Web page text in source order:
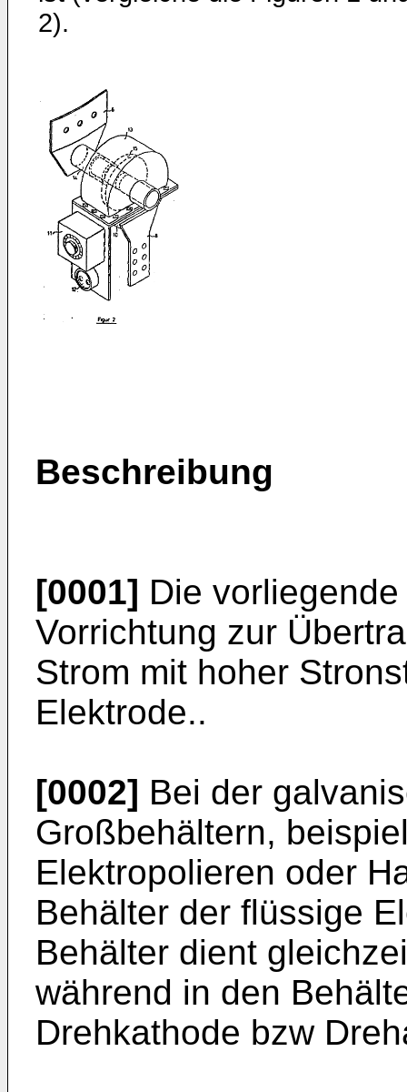
2).
Beschreibung
[0001] Die
Vorrichtung zur
Strom mit hoher
Elektrode..
[0002] Bei der
Großbehältern,
Elektropolieren oder
Behälter der flüssige
Behälter dient
während in den
Drehkathode bzw